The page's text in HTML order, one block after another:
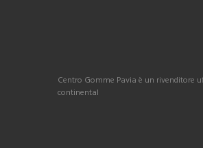
Centro Gomme Pavia è un rivenditore
continental